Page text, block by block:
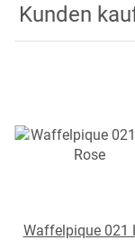
Kunden
Waffelpique 021